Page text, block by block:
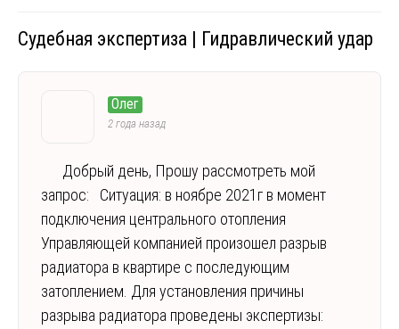
Судебная экспертиза | Гидравлический удар
Олег
2 года назад
Добрый день, Прошу рассмотреть мой
запрос: Ситуация: в ноябре 2021г в момент
подключения центрального отопления
Управляющей компанией произошел разрыв
радиатора в квартире с последующим
затоплением. Для установления причины
разрыва радиатора проведены экспертизы: